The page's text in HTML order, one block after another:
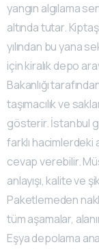
yangın algılama
altında tutar.
yılından bu yana
için kiralık depo
Bakanlığı
taşımacılık ve
gösterir. İstanbul
farklı
cevap verebilir.
anlayışı, kalite ve
Paketlemeden
tüm aşamalar,
Eşya depolama